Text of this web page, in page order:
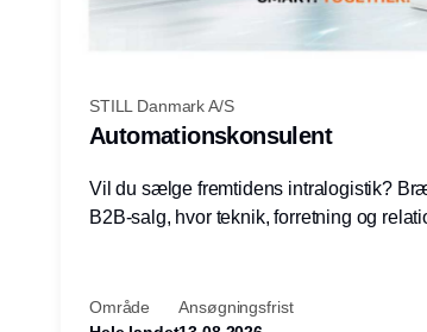
STILL Danmark A/S
Automationskonsulent
Vil du sælge fremtidens intralogistik?
B2B-salg, hvor teknik, forretning og
nogle af Danmarks mest spændende
Område
Ansøgningsfrist